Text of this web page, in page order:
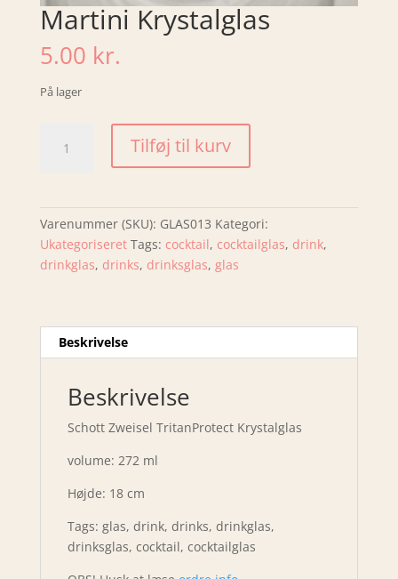
Martini Krystalglas
5.00 kr.
På lager
Krystalglas
Tilføj til kurv
Varenummer (SKU): GLAS013 Kategori:
Ukategoriseret Tags: cocktail, cocktailglas, drink,
drinkglas, drinks, drinksglas, glas
Beskrivelse
Beskrivelse
Schott Zweisel TritanProtect Krystalglas
volume: 272 ml
Højde: 18 cm
Tags: glas, drink, drinks, drinkglas,
drinksglas, cocktail, cocktailglas